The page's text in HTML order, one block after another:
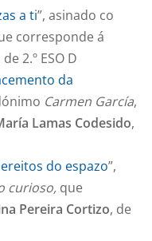
a ti”, asinado co
corresponde á
de 2.º ESO D
da
Carmen García,
Lamas Codesido,
do espazo”,
curioso, que
Pereira Cortizo, de